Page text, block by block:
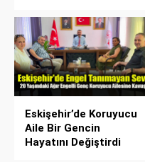
Eskişehir’de Koruyucu
Aile Bir Gencin
Hayatını Değiştirdi